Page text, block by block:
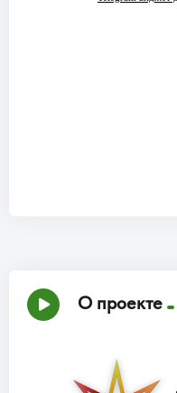
О проекте